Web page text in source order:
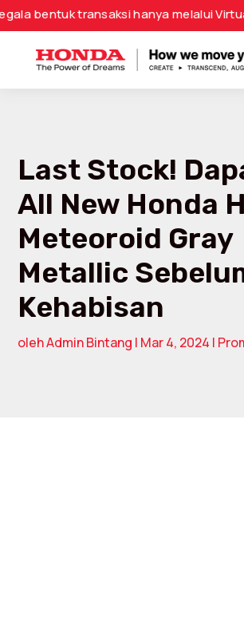
transaksi hanya melalui Virtual
Last Stock!
All New Honda
Meteoroid Gray
Metallic
Kehabisan
olehAdmin Bintang | Mar 4, 2024 |